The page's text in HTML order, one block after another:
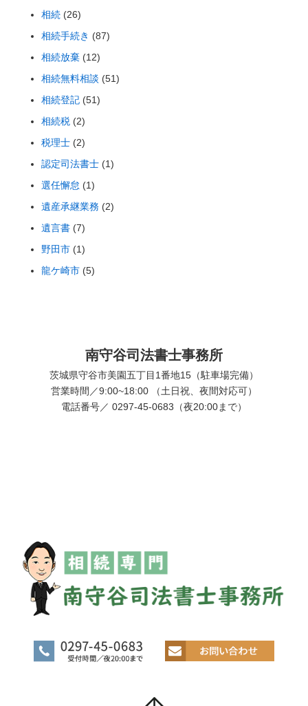
相続 (26)
相続手続き (87)
相続放棄 (12)
相続無料相談 (51)
相続登記 (51)
相続税 (2)
税理士 (2)
認定司法書士 (1)
選任懈怠 (1)
遺産承継業務 (2)
遺言書 (7)
野田市 (1)
龍ケ崎市 (5)
南守谷司法書士事務所
茨城県守谷市美園五丁目1番地15（駐車場完備）
営業時間／9:00~18:00 （土日祝、夜間対応可）
電話番号／ 0297-45-0683（夜20:00まで）